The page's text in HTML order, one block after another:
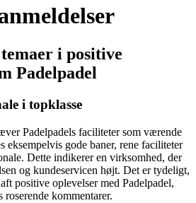
i positive
Padelpadel
i topklasse
Padelpadels faciliteter som værende
gode baner, rene faciliteter
Dette indikerer en virksomhed, der
og kundeservicen højt. Det er tydeligt,
positive oplevelser med Padelpadel,
kommentarer.